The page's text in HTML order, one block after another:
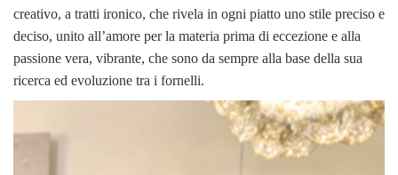
creativo, a tratti ironico, che rivela in ogni piatto uno stile preciso e
deciso, unito all’amore per la materia prima di eccezione e alla
passione vera, vibrante, che sono da sempre alla base della sua
ricerca ed evoluzione tra i fornelli.